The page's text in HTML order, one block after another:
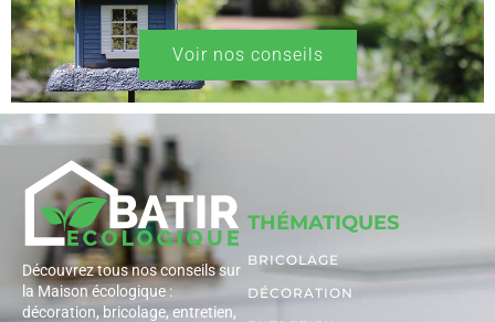
Voir nos conseils
Découvrez tous nos conseils sur
la Maison écologique :
décoration, bricolage, entretien,
THÉMATIQUES
BRICOLAGE
DÉCORATION